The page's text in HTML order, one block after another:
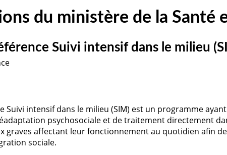
du ministère de la Santé
Suivi intensif dans le milieu
Suivi intensif dans le milieu (SIM) est un programme
psychosociale et de traitement directement
graves affectant leur fonctionnement au quotidien afin
sociale.